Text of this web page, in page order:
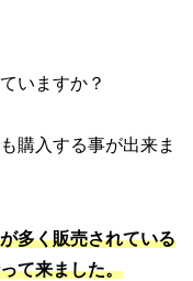
いますか？
購入する事が出来ま
多く販売されている
て来ました。